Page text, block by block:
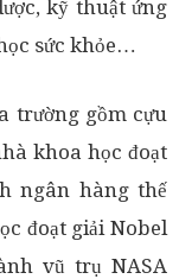
kỹ thuật ứng
sức khỏe…
trường gồm cựu
khoa học đoạt
ngân hàng thế
đoạt giải Nobel
vũ trụ NASA